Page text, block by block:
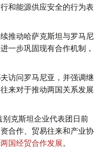
和能源供应安全的行为表
推动哈萨克斯坦与罗马尼
一步巩固现有合作机制，
访问罗马尼亚，并强调继
来对于推动两国关系发展
克斯坦企业代表团日前
合作、贸易往来和产业协
国经贸合作发展。